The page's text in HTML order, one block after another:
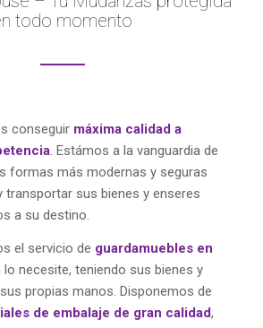
todo momento
conseguir máxima calidad a
. Estámos a la vanguardia de
formas más modernas y seguras
transportar sus bienes y enseres
a su destino.
el servicio de guardamuebles en
lo necesite, teniendo sus bienes y
propias manos. Disponemos de
de embalaje de gran calidad,